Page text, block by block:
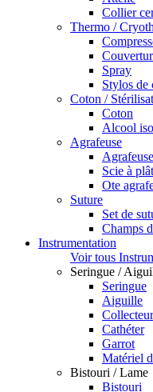
Collier
Thermo /
Spray
Stylos de
Coton /
Coton
Alcool
Agrafeuse
Scie à
Ote
Suture
Set de
Champs
Instrumentation
Voir tous
Seringue /
Seringue
Aiguille
Cathéter
Garrot
Matériel
Bistouri / Lame
Bistouri